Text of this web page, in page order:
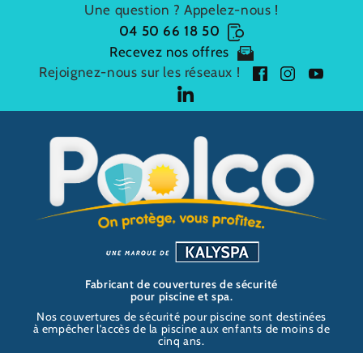
Une question ? Appelez-nous !
04 50 66 18 50
Recevez nos offres
Rejoignez-nous sur les réseaux !
a
b
o
o
k
n
t
a
g
r
o
u
b
e
l
k
e
d
n
C
Fabricant de couvertures de sécurité
pour piscine et spa.
Nos couvertures de sécurité pour piscine sont destinées
à empêcher l’accès de la piscine aux enfants de moins de
cinq ans.